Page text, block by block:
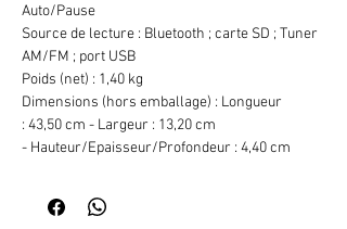
Auto/Pause
Source de lecture : Bluetooth ; carte SD ; Tuner
AM/FM ; port USB
Poids (net) : 1,40 kg
Dimensions (hors emballage) : Longueur
: 43,50 cm - Largeur : 13,20 cm
- Hauteur/Epaisseur/Profondeur : 4,40 cm